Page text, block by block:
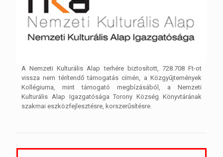
A Nemzeti Kulturális Alap terhére biztosított, 728.708 Ft-ot
vissza nem térítendő támogatás címén, a Közgyűjtemények
Kollégiuma, mint támogató megbízásából, a Nemzeti
Kulturális Alap Igazgatósága Torony Község Könyvtárának
szakmai eszközfejlesztésre, korszerűsítésre.